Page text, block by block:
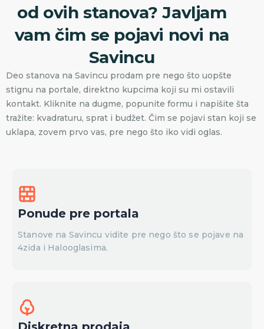
od ovih stanova? Javljam
vam čim se pojavi novi na
Savincu
Deo stanova na Savincu prodam pre nego što uopšte
stignu na portale, direktno kupcima koji su mi ostavili
kontakt. Kliknite na dugme, popunite formu i napišite šta
tražite: kvadraturu, sprat i budžet. Čim se pojavi stan koji se
uklapa, zovem prvo vas, pre nego što iko vidi oglas.
Ponude pre portala
Stanove na Savincu vidite pre nego što se pojave na
4zida i Halooglasima.